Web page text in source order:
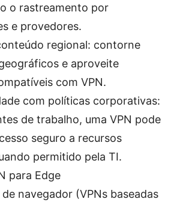
o rastreamento por
e provedores.
regional: contorne
e aproveite
com VPN.
com políticas corporativas:
de trabalho, uma VPN pode
seguro a recursos
permitido pela TI.
para Edge
navegador (VPNs baseadas